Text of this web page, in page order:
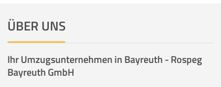
ÜBER UNS
Ihr Umzugsunternehmen in Bayreuth - Rospeg
Bayreuth GmbH